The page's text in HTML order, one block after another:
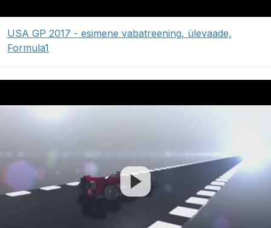
USA GP 2017 - esimene vabatreening, ülevaade,
Formula1